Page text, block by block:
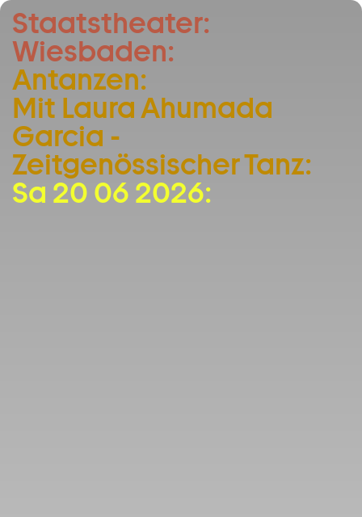
Zum Hauptinhalt springen
Zum Footer springen
Staatstheater:
Wiesbaden:
Antanzen:
Mit Laura Ahumada
Garcia -
Zeitgenössischer Tanz:
Sa 20 06 2026: